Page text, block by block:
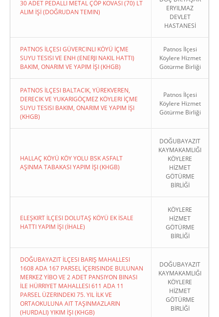
30 ADET PEDALLI METAL ÇÖP KOVASI (70) LT
ALIM İŞİ (DOĞRUDAN TEMIN)
ERYILMAZ
DEVLET
HASTANESİ
PATNOS İLÇESI GÜVERCINLI KÖYÜ İÇME
SUYU TESISI VE ENH (ENERJI NAKIL HATTI)
BAKIM, ONARIM VE YAPIM İŞI (KHGB)
Patnos İlçesi
Köylere Hizmet
Götürme Birliği
PATNOS İLÇESI BALTACIK, YÜREKVEREN,
DERECIK VE YUKARIGÖÇMEZ KÖYLERI İÇME
SUYU TESISI BAKIM, ONARIM VE YAPIM İŞI
(KHGB)
Patnos İlçesi
Köylere Hizmet
Götürme Birliği
HALLAÇ KÖYÜ KÖY YOLU BSK ASFALT
AŞINMA TABAKASI YAPIM İŞI (KHGB)
DOĞUBAYAZIT
KAYMAKAMLIĞI
KÖYLERE
HİZMET
GÖTÜRME
BİRLİĞİ
ELEŞKIRT İLÇESI DOLUTAŞ KÖYÜ EK İSALE
HATTI YAPIM İŞI (İHALE)
KÖYLERE
HİZMET
GÖTÜRME
BİRLİĞİ
DOĞUBAYAZIT İLÇESI BARIŞ MAHALLESI
1608 ADA 167 PARSEL İÇERISINDE BULUNAN
MERKEZ YİBO VE 2 ADET PANSIYON BINASI
İLE HÜRRIYET MAHALLESI 611 ADA 11
PARSEL ÜZERINDEKI 75. YIL İLK VE
ORTAOKULUNA AIT TAŞINMAZLARIN
(HURDALI) YIKIM İŞI (KHGB)
DOĞUBAYAZIT
KAYMAKAMLIĞI
KÖYLERE
HİZMET
GÖTÜRME
BİRLİĞİ